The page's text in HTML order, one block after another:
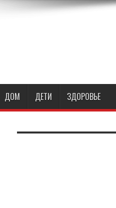
ДОМ ДЕТИ ЗДОРОВЬЕ